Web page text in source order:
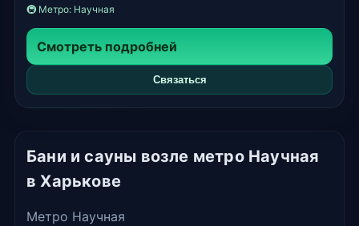
🚇 Метро: Научная
Смотреть подробней
Связаться
Бани и сауны возле метро Научная
в Харькове
Метро Научная